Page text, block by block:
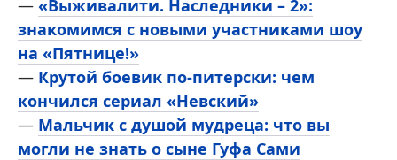
— «Выживалити. Наследники – 2»:
знакомимся с новыми участниками шоу
на «Пятнице!»
— Крутой боевик по-питерски: чем
кончился сериал «Невский»
— Мальчик с душой мудреца: что вы
могли не знать о сыне Гуфа Сами